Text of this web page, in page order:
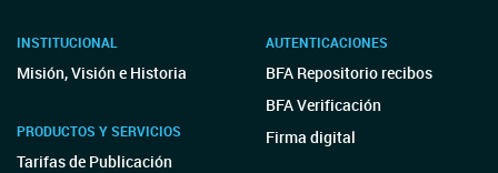
INSTITUCIONAL
Misión, Visión e Historia
PRODUCTOS Y SERVICIOS
Tarifas de Publicación
AUTENTICACIONES
BFA Repositorio recibos
BFA Verificación
Firma digital